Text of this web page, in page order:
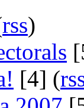
rss)
[4] (